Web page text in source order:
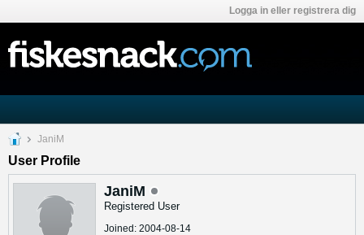
Logga in eller registrera dig
JaniM
User Profile
JaniM
Registered User
Joined: 2004-08-14